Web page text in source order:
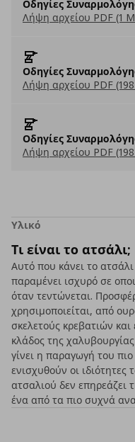
Οδηγίες
Λήψη αρχείου PDF (1
Οδηγίες
Λήψη αρχείου PDF
Οδηγίες
Λήψη αρχείου PDF
Υλικό
Τι είναι το ατσάλι;
Αυτό που κάνει το ατσάλι
παραμένει ισχυρό σε
όταν τεντώνεται.
χρησιμοποιείται, από
σκελετούς κρεβατιών
κλάδος της
γίνει η παραγωγή του
ενισχυθούν οι
ατσαλιού δεν επηρεάζει
ένα από τα πιο συχνά